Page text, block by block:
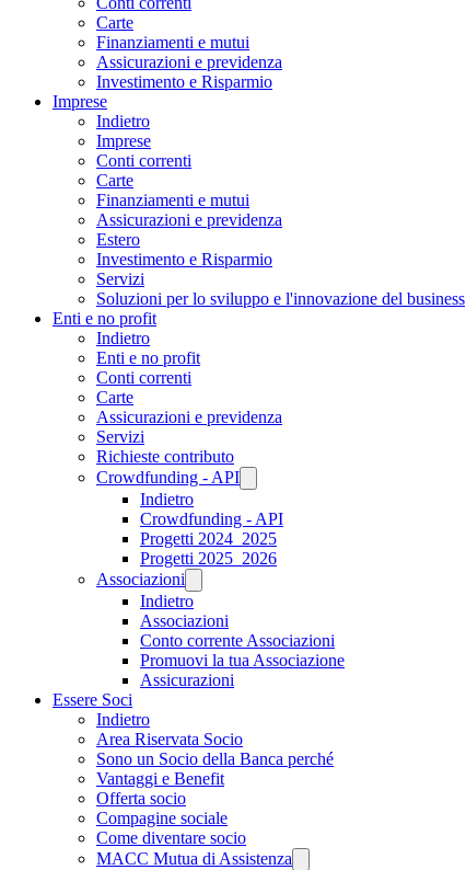
Carte
Finanziamenti e mutui
Assicurazioni e previdenza
Investimento e Risparmio
Imprese
Indietro
Imprese
Conti correnti
Carte
Finanziamenti e mutui
Assicurazioni e previdenza
Estero
Investimento e Risparmio
Servizi
Soluzioni per lo sviluppo e l'innovazione del business
Enti e no profit
Indietro
Enti e no profit
Conti correnti
Carte
Assicurazioni e previdenza
Servizi
Richieste contributo
Crowdfunding - API
Indietro
Crowdfunding - API
Progetti 2024_2025
Progetti 2025_2026
Associazioni
Indietro
Associazioni
Conto corrente Associazioni
Promuovi la tua Associazione
Assicurazioni
Essere Soci
Indietro
Area Riservata Socio
Sono un Socio della Banca perché
Vantaggi e Benefit
Offerta socio
Compagine sociale
Come diventare socio
MACC Mutua di Assistenza